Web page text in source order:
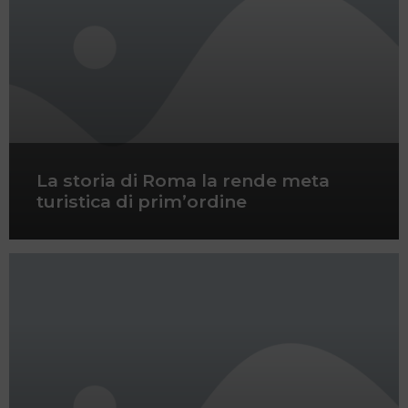
La storia di Roma la rende meta
turistica di prim’ordine